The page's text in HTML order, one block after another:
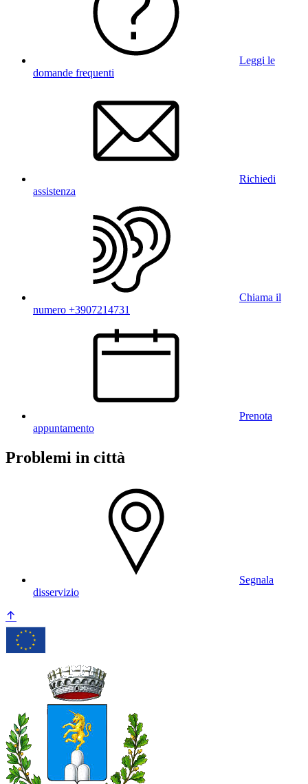
Leggi le
domande frequenti
Richiedi
assistenza
Chiama il
numero +3907214731
Prenota
appuntamento
Problemi in città
Segnala
disservizio